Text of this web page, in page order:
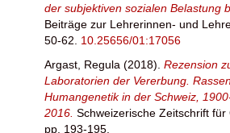
der subjektiven sozialen Belastung
Beiträge zur Lehrerinnen- und
50-62. 10.25656/01:17056
Argast, Regula (2018). Rezension
Laboratorien der Vererbung.
Humangenetik in der Schweiz,
2016. Schweizerische Zeitschrift für
pp. 193-195.